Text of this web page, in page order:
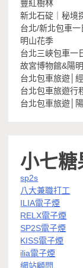
豐紅樹林
新北石碇｜秘境
台北/新北包車
明山花季
台北三峽包車一
故宮博物館&陽
台北包車旅遊│
台北包車旅遊行
台北包車旅遊│
小七糖
sp2s
八大兼職打工
ILIA電子煙
RELX電子煙
SP2S電子煙
KISS電子煙
ilia電子煙
網站顧問